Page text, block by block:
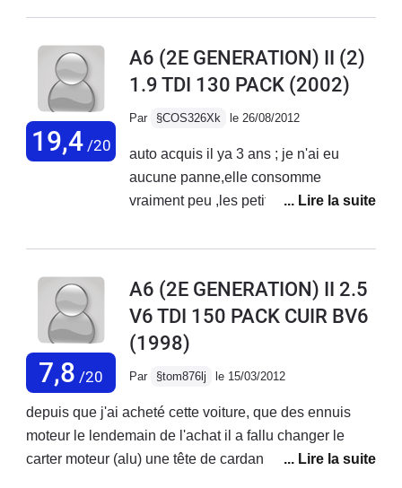
d''Europe et je l'apprécie toujours autant. Quelle
vous en sortez aussi frais que de faire 10 kms dans
certaines.... Voiture très fiable et entretien raisonnable.
Elle vient de passer les 237000kms et fonctionne
toujours aussi et toujours du plaisirs à la conduire;
Alors ci vous pouvez n'hésitez pas
19,4/20
A6 (2E GENERATION) II (2)
1.9 TDI 130 PACK (2002)
Par §COS326Xk le 26/08/2012
auto acquis il ya 3 ans ; je n'ai eu
aucune panne,elle consomme
vraiment peu ,les petits plus sont sur
electrique,le radar de recul,le
des materiaux a l'interieur de
l'habitacle,super moteur 130cv,grand
coffre,ses defauts :aucun pour l'instant
7,8 /20
A6 (2E GENERATION) II 2.5
V6 TDI 150 PACK CUIR BV6
(1998)
Par §tom876lj le 15/03/2012
depuis que j'ai acheté cette voiture, que des ennuis
moteur le lendemain de l'achat il a fallu changer le
carter moteur (alu) une tête de cardan gauche, peu de